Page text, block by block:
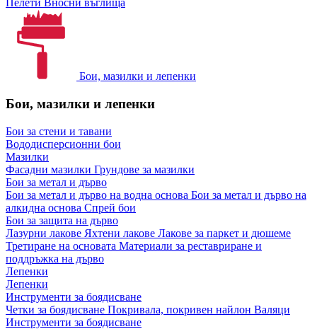
Пелети Вносни въглища
Бои, мазилки и лепенки
Бои, мазилки и лепенки
Бои за стени и тавани
Вододисперсионни бои
Мазилки
Фасадни мазилки Грундове за мазилки
Бои за метал и дърво
Бои за метал и дърво на водна основа Бои за метал и дърво на
алкидна основа Спрей бои
Бои за защита на дърво
Лазурни лакове Яхтени лакове Лакове за паркет и дюшеме
Третиране на основата Материали за реставриране и
поддръжка на дърво
Лепенки
Лепенки
Инструменти за боядисване
Четки за боядисване Покривала, покривен найлон Валяци
Инструменти за боядисване